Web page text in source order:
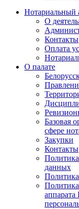
Нотариальный
О
Контакты
Оплата
О палате
Базовая
сфере
Закупки
Контакты
данных